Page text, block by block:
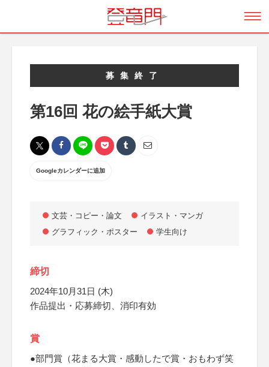
募集終了
第16回 花の絵手紙大賞
Googleカレンダーに追加
文芸・コピー・論文
イラスト・マンガ
グラフィック・ポスター
学生向け
締切
2024年10月31日 (木)
作品提出・応募締切、消印有効
賞
●部門賞（花まる大賞・感動したで賞・おもわず笑